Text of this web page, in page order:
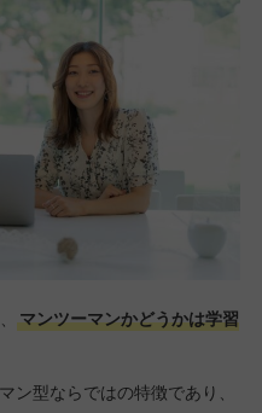
マンツーマンかどうかは学習
ン型ならではの特徴であり、